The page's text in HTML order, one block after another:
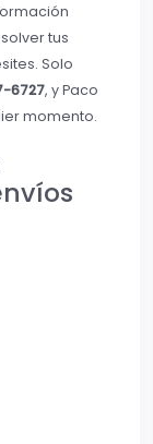
tus
Solo
6727, y Paco
momento.